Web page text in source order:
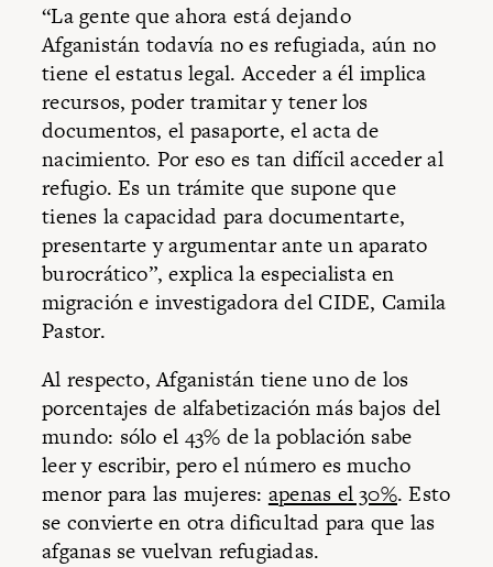
“La gente que ahora está dejando
Afganistán todavía no es refugiada, aún no
tiene el estatus legal. Acceder a él implica
recursos, poder tramitar y tener los
documentos, el pasaporte, el acta de
nacimiento. Por eso es tan difícil acceder al
refugio. Es un trámite que supone que
tienes la capacidad para documentarte,
presentarte y argumentar ante un aparato
burocrático”, explica la especialista en
migración e investigadora del CIDE, Camila
Pastor.
Al respecto, Afganistán tiene uno de los
porcentajes de alfabetización más bajos del
mundo: sólo el 43% de la población sabe
leer y escribir, pero el número es mucho
menor para las mujeres: apenas el 30%. Esto
se convierte en otra dificultad para que las
afganas se vuelvan refugiadas.